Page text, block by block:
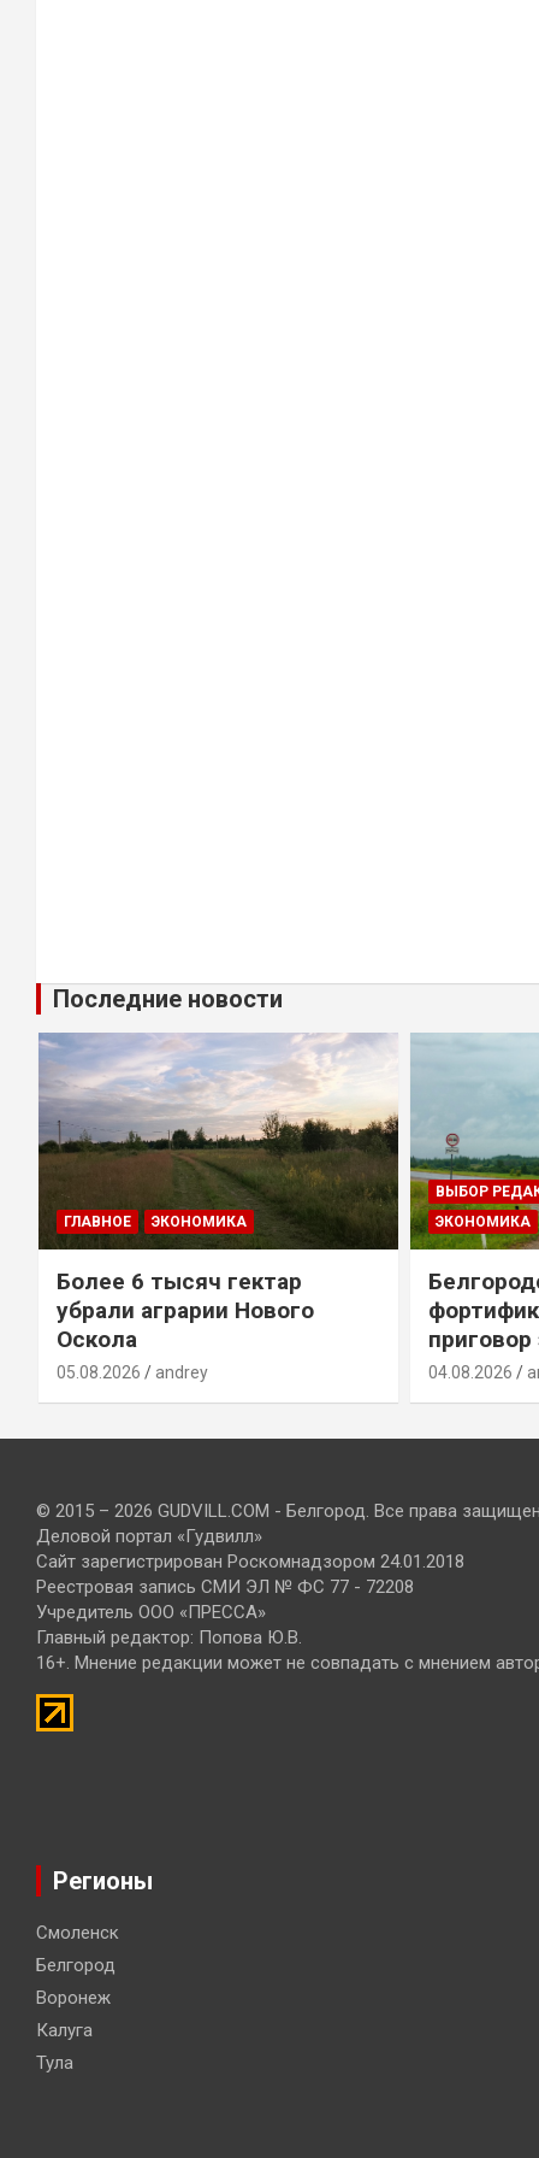
Последние новости
ГЛАВНОЕ ЭКОНОМИКА
Более 6 тысяч гектар
убрали аграрии Нового
Оскола
05.08.2026 andrey
ВЫБОР
ЭКОНОМИКА
04.08.2026
© 2015 – 2026 GUDVILL.COM - Белгород. Все права
Деловой портал «Гудвилл»
Сайт зарегистрирован Роскомнадзором 24.01.2018
Реестровая запись СМИ ЭЛ № ФС 77 - 72208
Учредитель ООО «ПРЕССА»
Главный редактор: Попова Ю.В.
16+. Мнение редакции может не совпадать с мнением
Регионы
Смоленск
Белгород
Воронеж
Калуга
Тула